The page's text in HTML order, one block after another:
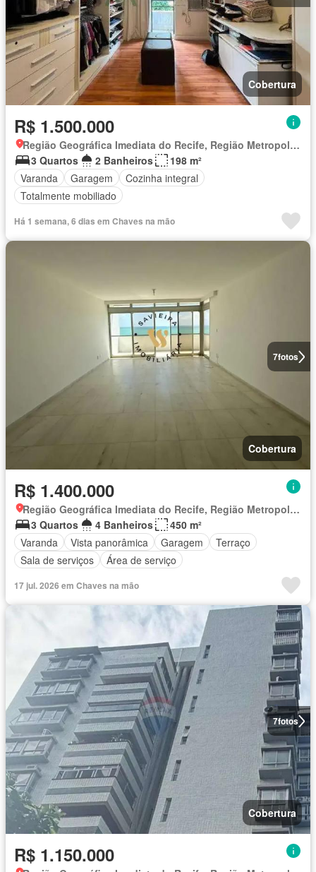
Cobertura
R$ 1.500.000
Região Geográfica Imediata do Recife, Região Metropolitana do Recife
3 Quartos
2 Banheiros
198 m²
Varanda
Garagem
Cozinha integral
Totalmente mobiliado
Há 1 semana, 6 dias em Chaves na mão
7fotos
Cobertura
R$ 1.400.000
Região Geográfica Imediata do Recife, Região Metropolitana do Recife
3 Quartos
4 Banheiros
450 m²
Varanda
Vista panorâmica Garagem
Terraço
Sala de serviços
Área de serviço
17 jul. 2026 em Chaves na mão
7fotos
Cobertura
R$ 1.150.000